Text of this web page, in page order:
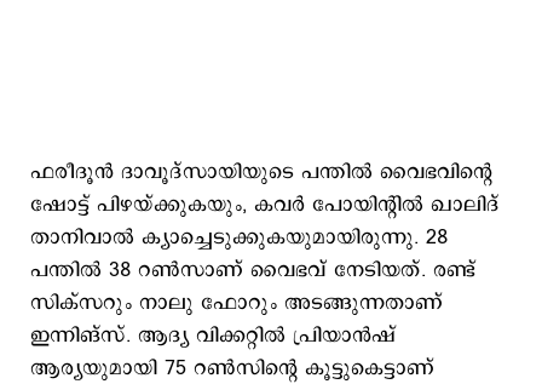
ഫരീദൂൻ ദാവൂദ്‌സായിയുടെ പന്തിൽ വൈഭവിന്‍റെ
ഷോട്ട് പിഴയ്ക്കുകയും, കവർ പോയിന്റിൽ ഖാലിദ്
താനിവാൽ ക്യാച്ചെടുക്കുകയുമായിരുന്നു. 28
പന്തില്‍ 38 റണ്‍സാണ് വൈഭവ് നേടിയത്. രണ്ട്
സിക്സറും നാലു ഫോറും അടങ്ങുന്നതാണ്
ഇന്നിങ്സ്. ആദ്യ വിക്കറ്റില്‍ പ്രിയാൻഷ്
ആര്യയുമായി 75 റൺസിന്റെ കൂട്ടുകെട്ടാണ്